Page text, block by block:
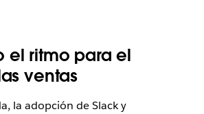
el ritmo para el
ventas
la adopción de Slack y